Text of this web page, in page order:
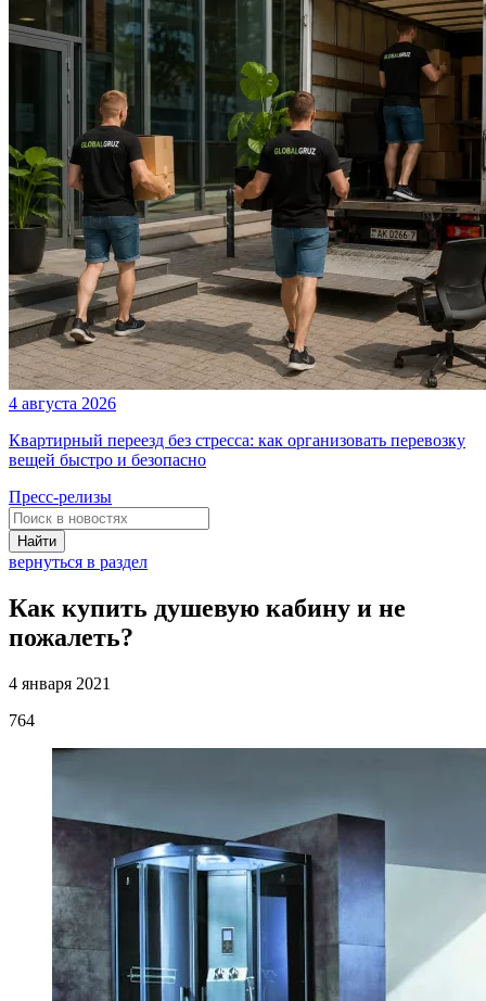
4 августа 2026
Квартирный переезд без стресса: как организовать перевозку
вещей быстро и безопасно
Пресс-релизы
Найти
вернуться в раздел
Как купить душевую кабину и не
пожалеть?
4 января 2021
764